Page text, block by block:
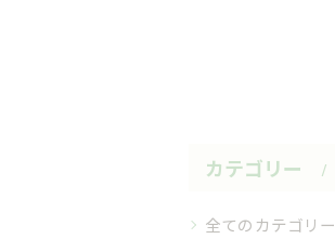
カテゴリー
全てのカテゴリー